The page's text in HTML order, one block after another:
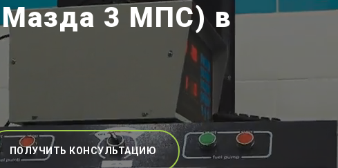
3 МПС) в
ПОЛУЧИТЬ КОНСУЛЬТАЦИЮ